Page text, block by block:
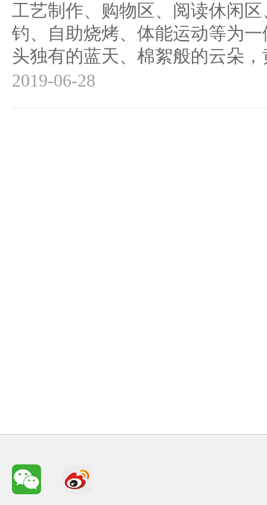
工艺制作、购物区、阅读休闲
钓、自助烧烤、体能运动等为
头独有的蓝天、棉絮般的云朵
2019-06-28